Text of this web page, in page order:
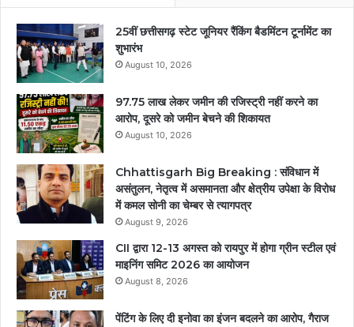
25वीं छत्तीसगढ़ स्टेट जूनियर रैंकिंग बैडमिंटन टूर्नामेंट का
शुभारंभ
August 10, 2026
97.75 लाख लेकर जमीन की रजिस्ट्री नहीं करने का
आरोप, दूसरे को जमीन बेचने की शिकायत
August 10, 2026
Chhattisgarh Big Breaking : संविधान में
असंतुलन, नेतृत्व में असमानता और क्षेत्रीय उपेक्षा के विरोध
में कमल सोनी का चेम्बर से त्यागपत्र
August 9, 2026
CII द्वारा 12-13 अगस्त को रायपुर में होगा ग्रीन स्टील एवं
माइनिंग समिट 2026 का आयोजन
August 8, 2026
पेंटिंग के लिए दी इनोवा का इंजन बदलने का आरोप, गैराज